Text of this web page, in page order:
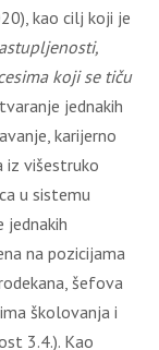
kao cilj koji je
koji se tiču
jednakih
karijerno
iz višestruko
u sistemu
jednakih
na pozicijama
šefova
školovanja i
3.4.). Kao